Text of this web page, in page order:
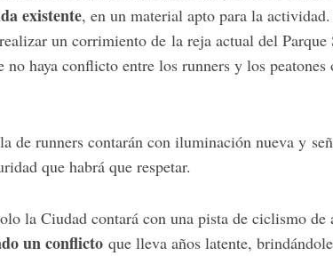
existente, en un material apto para la
un corrimiento de la reja actual del Parque
no haya conflicto entre los runners y los peatones
de runners contarán con iluminación nueva y
que habrá que respetar.
la Ciudad contará con una pista de ciclismo
un conflicto que lleva años latente,